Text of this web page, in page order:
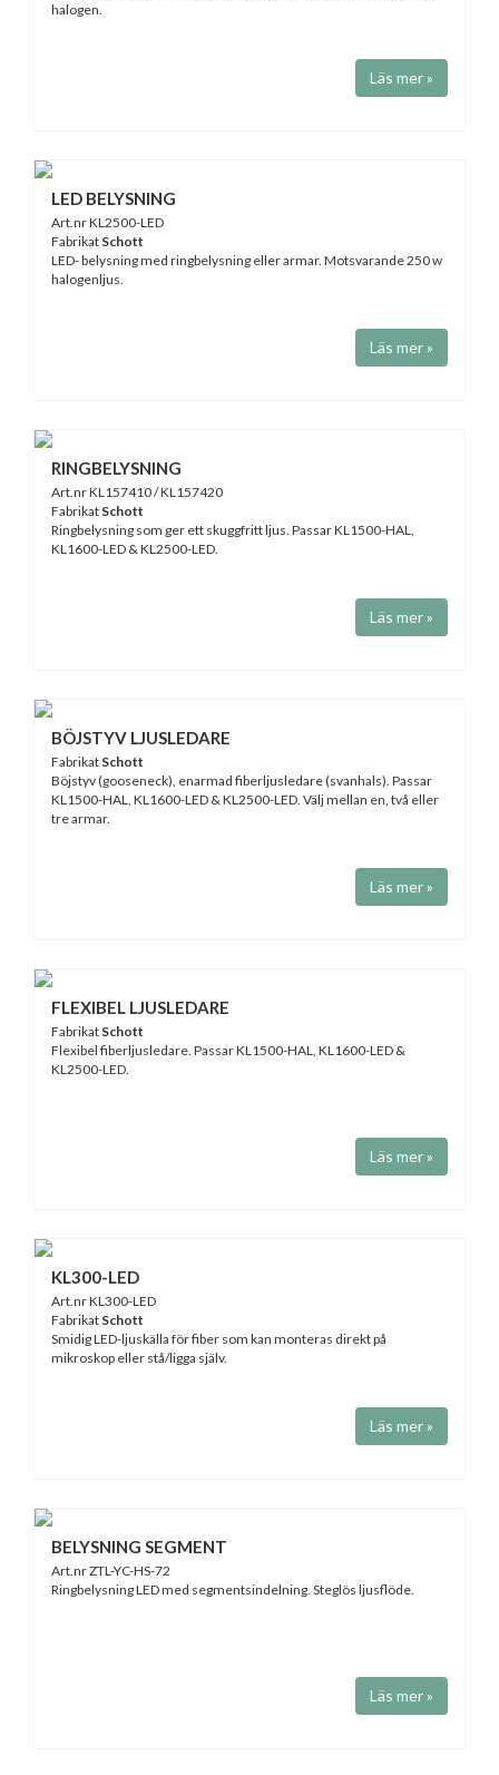
halogen.
Läs mer »
LED BELYSNING
Art.nr KL2500-LED
Fabrikat Schott
LED- belysning med ringbelysning eller armar. Motsvarande 250 w
halogenljus.
Läs mer »
RINGBELYSNING
Art.nr KL157410 / KL157420
Fabrikat Schott
Ringbelysning som ger ett skuggfritt ljus. Passar KL1500-HAL,
KL1600-LED & KL2500-LED.
Läs mer »
BÖJSTYV LJUSLEDARE
Fabrikat Schott
Böjstyv (gooseneck), enarmad fiberljusledare (svanhals). Passar
KL1500-HAL, KL1600-LED & KL2500-LED. Välj mellan en, två eller
tre armar.
Läs mer »
FLEXIBEL LJUSLEDARE
Fabrikat Schott
Flexibel fiberljusledare. Passar KL1500-HAL, KL1600-LED &
KL2500-LED.
Läs mer »
KL300-LED
Art.nr KL300-LED
Fabrikat Schott
Smidig LED-ljuskälla för fiber som kan monteras direkt på
mikroskop eller stå/ligga själv.
Läs mer »
BELYSNING SEGMENT
Art.nr ZTL-YC-HS-72
Ringbelysning LED med segmentsindelning. Steglös ljusflöde.
Läs mer »